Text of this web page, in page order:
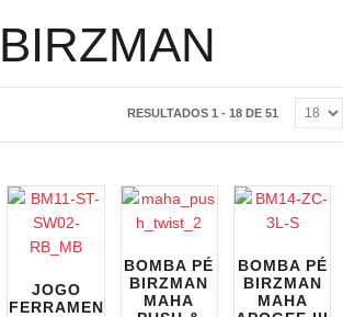
BIRZMAN
RESULTADOS 1 - 18 DE 51
JOGO
FERRAMEN
BOMBA PÉ
BIRZMAN
MAHA
BOMBA PÉ
BIRZMAN
MAHA